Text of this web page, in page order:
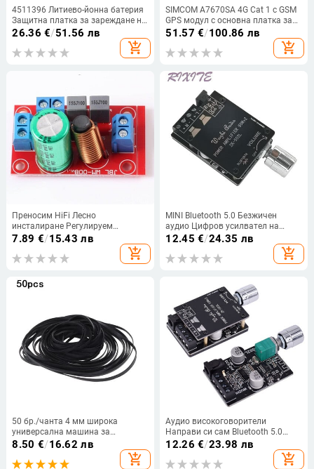
4511396 Литиево-йонна батерия
Защитна платка за зареждане на
печатна платка за Einhell Power
26.36 €/51.56 лв
add_shopping_cart
SIMCOM A7670SA 4G Cat 1 с GSM
GPS модул с основна платка за
разработка A7670SA-FASE
двойна SIM карта
51.57 €/100.86 лв
add_shopping_cart
Преносим HiFi Лесно
инсталиране Регулируем
високоговорител Кросоувър
филтър Двупосочен делител на
аудио честотата
7.89 €/15.43 лв
add_shopping_cart
MINI Bluetooth 5.0 Безжичен
аудио Цифров усилвател на
мощност Стерео платка 50Wx2
Bluetooth Amp Amplificador 502l
12.45 €/24.35 лв
add_shopping_cart
50 бр./чанта 4 мм широка
универсална машина за
миксиране на касетофонни ленти
задвижващи плосък гумен колан
8.50 €/16.62 лв
add_shopping_cart
Аудио високоговорители
Направи си сам Bluetooth 5.0
цифров усилвател с висока
50W+50W AMP Amplificador Audio
12.26 €/23.98 лв
add_shopping_cart